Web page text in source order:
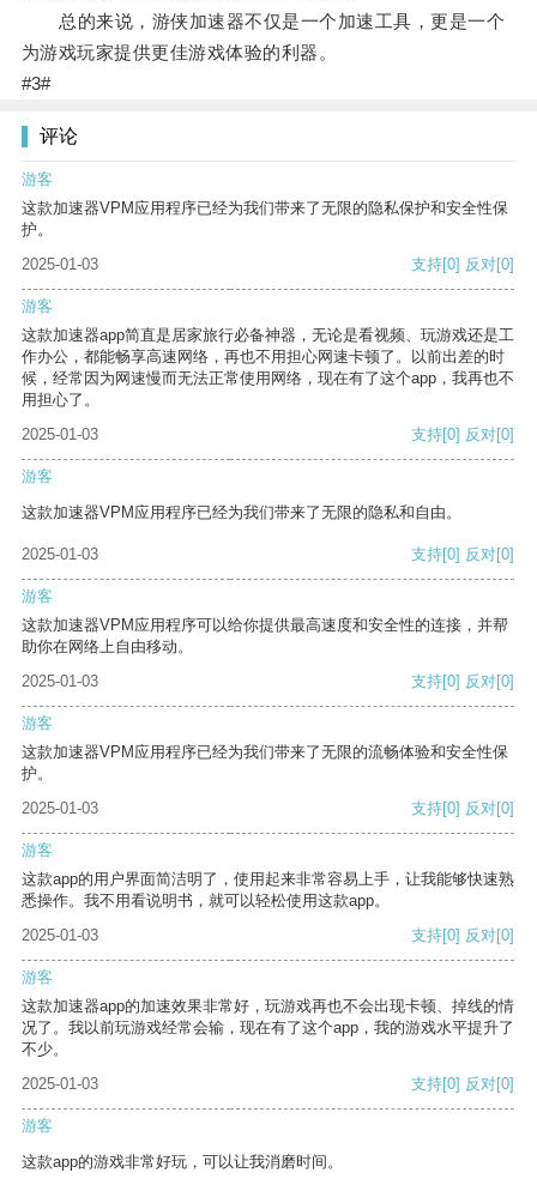
总的来说，游侠加速器不仅是一个加速工具，更是一个
为游戏玩家提供更佳游戏体验的利器。
#3#
评论
游客
这款加速器VPM应用程序已经为我们带来了无限的隐私保护和安全性保
护。
2025-01-03
支持[0] 反对[0]
游客
这款加速器app简直是居家旅行必备神器，无论是看视频、玩游戏还是工
作办公，都能畅享高速网络，再也不用担心网速卡顿了。以前出差的时
候，经常因为网速慢而无法正常使用网络，现在有了这个app，我再也不
用担心了。
2025-01-03
支持[0] 反对[0]
游客
这款加速器VPM应用程序已经为我们带来了无限的隐私和自由。
2025-01-03 支持[0] 反对[0]
游客
这款加速器VPM应用程序可以给你提供最高速度和安全性的连接，并帮
助你在网络上自由移动。
2025-01-03
支持[0] 反对[0]
游客
这款加速器VPM应用程序已经为我们带来了无限的流畅体验和安全性保
护。
2025-01-03
支持[0] 反对[0]
游客
这款app的用户界面简洁明了，使用起来非常容易上手，让我能够快速熟
悉操作。我不用看说明书，就可以轻松使用这款app。
2025-01-03
支持[0] 反对[0]
游客
这款加速器app的加速效果非常好，玩游戏再也不会出现卡顿、掉线的情
况了。我以前玩游戏经常会输，现在有了这个app，我的游戏水平提升了
不少。
2025-01-03
支持[0] 反对[0]
游客
这款app的游戏非常好玩，可以让我消磨时间。